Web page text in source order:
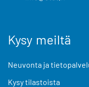
Kysy meiltä
Neuvonta ja
Kysy tilastoista